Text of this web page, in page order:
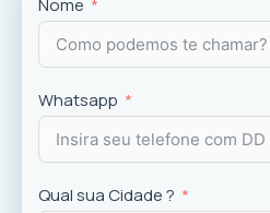
experiência dos usuários.
Nome
Whatsapp
Qual sua Cidade ?